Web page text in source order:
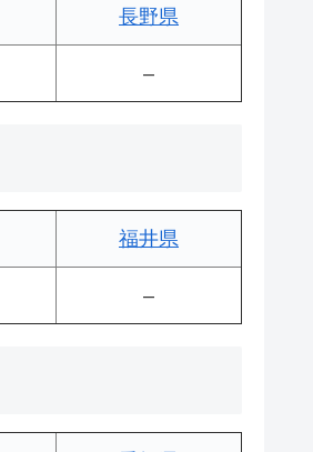
長野県
–
福井県
–